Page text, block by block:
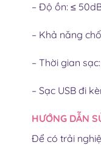
– Độ ồn: ≤
– Khả năng
– Thời gian
– Sạc USB đi
HƯỚNG DẪN
Để có trải